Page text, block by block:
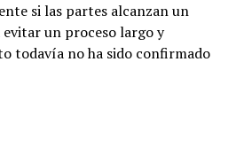
si las partes alcanzan un
un proceso largo y
todavía no ha sido confirmado